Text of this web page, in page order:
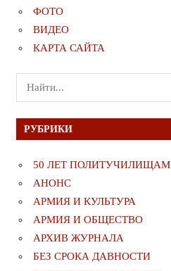
ФОТО
ВИДЕО
КАРТА САЙТА
Поиск
для:
РУБРИКИ
50 ЛЕТ ПОЛИТУЧИЛИЩАМ
АНОНС
АРМИЯ И КУЛЬТУРА
АРМИЯ И ОБЩЕСТВО
АРХИВ ЖУРНАЛА
БЕЗ СРОКА ДАВНОСТИ